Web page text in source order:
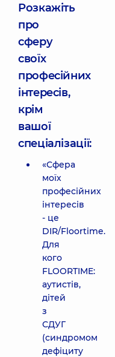
Розкажіть
про
сферу
своїх
професійних
інтересів,
крім
вашої
спеціалізації:
«Сфера
моїх
професійних
інтересів
- це
DIR/Floortime.
Для
кого
FLOORTIME:
аутистів,
дітей
з
СДУГ
(синдромом
дефіциту